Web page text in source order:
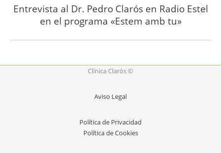
Proyecto
siguiente
Entrevista al Dr. Pedro Clarós en Radio Estel
en el programa «Estem amb tu»
Clínica Clarós ©
Aviso Legal
Política de Privacidad
Política de Cookies